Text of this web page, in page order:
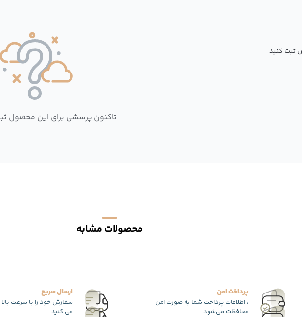
ثبت کنید
تاکنون پرسشی برای این محصول
محصولات مشابه
پرداخت امن
، اطلاعات پرداخت شما به صورت امن
محافظت می‌شود.
ارسال سریع
سفارش خود را با سرعت
می کنید.